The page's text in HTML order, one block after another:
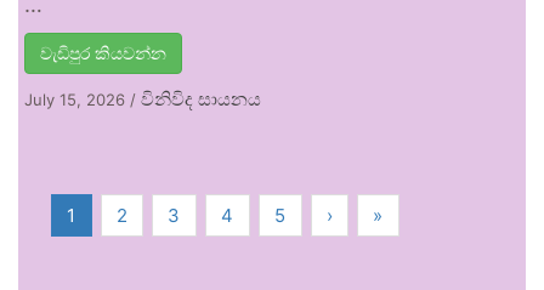
වැඩිපුර කියවන්න
July 15, 2026 / විනිවිද සායනය
1 2 3 4 5 › »